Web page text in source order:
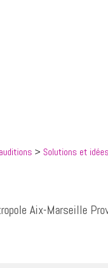
> Solutions et
Aix-Marseille